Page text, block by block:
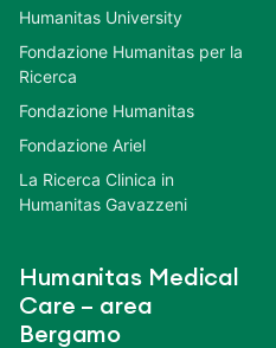
Humanitas University
Fondazione Humanitas per la
Ricerca
Fondazione Humanitas
Fondazione Ariel
La Ricerca Clinica in
Humanitas Gavazzeni
Humanitas Medical
Care – area
Bergamo